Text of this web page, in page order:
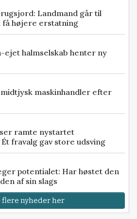
Landmand går til
højere erstatning
ejet halmselskab henter ny
maskinhandler efter
ramte nystartet
fravalg gav store udsving
potentialet: Har høstet den
af sin slags
flere nyheder her